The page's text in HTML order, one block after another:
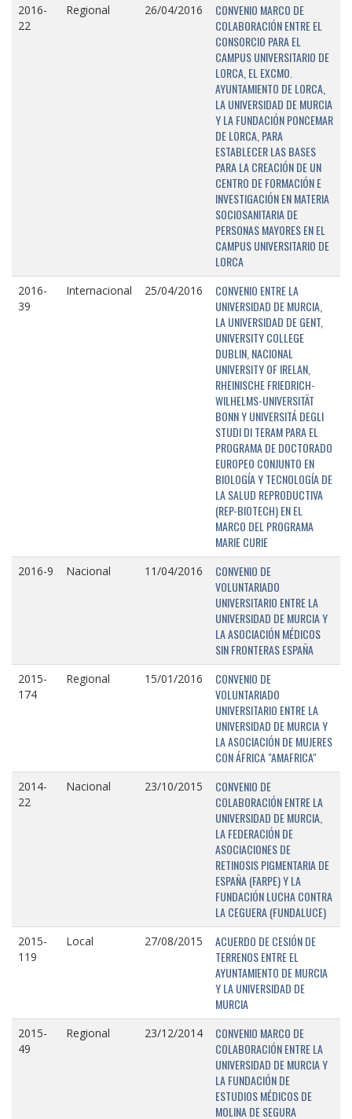
2016-
22
Regional 26/04/2016
CONVENIO MARCO DE
COLABORACIÓN ENTRE EL
CONSORCIO PARA EL
CAMPUS UNIVERSITARIO DE
LORCA, EL EXCMO.
AYUNTAMIENTO DE LORCA,
LA UNIVERSIDAD DE MURCIA
Y LA FUNDACIÓN PONCEMAR
DE LORCA, PARA
ESTABLECER LAS BASES
PARA LA CREACIÓN DE UN
CENTRO DE FORMACIÓN E
INVESTIGACIÓN EN MATERIA
SOCIOSANITARIA DE
PERSONAS MAYORES EN EL
CAMPUS UNIVERSITARIO DE
LORCA
2016-
39
Internacional 25/04/2016
CONVENIO ENTRE LA
UNIVERSIDAD DE MURCIA,
LA UNIVERSIDAD DE GENT,
UNIVERSITY COLLEGE
DUBLIN, NACIONAL
UNIVERSITY OF IRELAN,
RHEINISCHE FRIEDRICH-
WILHELMS-UNIVERSITÄT
BONN Y UNIVERSITÁ DEGLI
STUDI DI TERAM PARA EL
PROGRAMA DE DOCTORADO
EUROPEO CONJUNTO EN
BIOLOGÍA Y TECNOLOGÍA DE
LA SALUD REPRODUCTIVA
(REP-BIOTECH) EN EL
MARCO DEL PROGRAMA
MARIE CURIE
2016-9 Nacional 11/04/2016
CONVENIO DE
VOLUNTARIADO
UNIVERSITARIO ENTRE LA
UNIVERSIDAD DE MURCIA Y
LA ASOCIACIÓN MÉDICOS
SIN FRONTERAS ESPAÑA
2015-
174
Regional 15/01/2016
CONVENIO DE
VOLUNTARIADO
UNIVERSITARIO ENTRE LA
UNIVERSIDAD DE MURCIA Y
LA ASOCIACIÓN DE MUJERES
CON ÁFRICA "AMAFRICA"
2014-
22
Nacional 23/10/2015
CONVENIO DE
COLABORACIÓN ENTRE LA
UNIVERSIDAD DE MURCIA,
LA FEDERACIÓN DE
ASOCIACIONES DE
RETINOSIS PIGMENTARIA DE
ESPAÑA (FARPE) Y LA
FUNDACIÓN LUCHA CONTRA
LA CEGUERA (FUNDALUCE)
2015-
119
Local 27/08/2015
ACUERDO DE CESIÓN DE
TERRENOS ENTRE EL
AYUNTAMIENTO DE MURCIA
Y LA UNIVERSIDAD DE
MURCIA
2015-
49
Regional 23/12/2014
CONVENIO MARCO DE
COLABORACIÓN ENTRE LA
UNIVERSIDAD DE MURCIA Y
LA FUNDACIÓN DE
ESTUDIOS MÉDICOS DE
MOLINA DE SEGURA